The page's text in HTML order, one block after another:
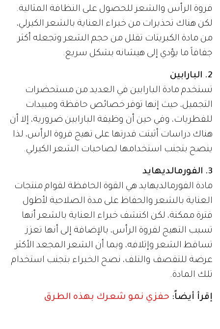
فروة الرأس والشعر للحصول على النظافة المثالية.
لكن هناك تحذيرات من خبراء العناية بالشعر الكيرلي،
من مادة الكبريتات تقلل من حجم الشعر وتجعله أكثر
جفافاً ما يؤدي إلى هيشانه بشكل سريع.
2. البارابين
تستخدم مادة البارابين في العديد من مستحضرات
التجميل، حيث إنها توفر خصائص حافظة ومبيدات
للفطريات، وفي حين أن وظيفة البارابين ضرورية، إلا أن
هناك دراسات أثبتت قدرتها على تهيج فروة الرأس، لذا
ينصح بتجنب استخدامها لصاحبات الشعر الكيرلي.
3. الفورمالديهايد
مادة الفورمالديهايد هي القوة الحافظة لقوام منتجات
العناية بالشعر والحفاظ على مدة الصلاحية لأطول
فترة ممكنة، لكن اكتشف خبراء العناية بالشعر أنها
تسبب التهيج لفروة الرأس، بالإضافة إلى أنها تعزز
تساقط الشعر وإتلافه، وبما أن الشعر المجعد الأكثر
عرضة للتقصف والتلف، نصح الخبراء بتجنب استخدام
تلك المادة.
إقرأ أيضاً: حفزي نمو شعرك بهذه الطرق